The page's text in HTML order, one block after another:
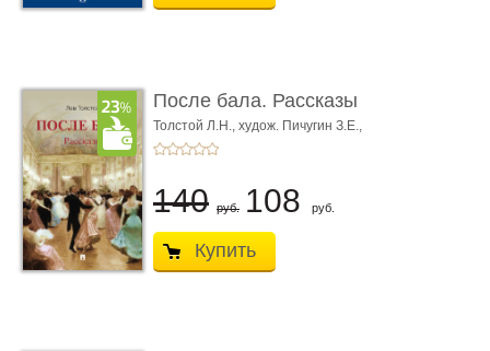
После бала. Рассказы
Толстой Л.Н., худож. Пичугин З.Е.,
худож. Лебедев А.И.,
140 руб. 108 руб.
Купить